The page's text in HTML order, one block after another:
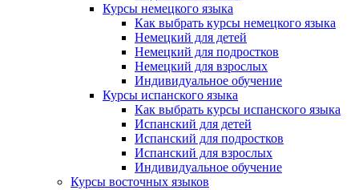
Курсы немецкого языка
Как выбрать курсы немецкого языка
Немецкий для детей
Немецкий для подростков
Немецкий для взрослых
Индивидуальное обучение
Курсы испанского языка
Как выбрать курсы испанского языка
Испанский для детей
Испанский для подростков
Испанский для взрослых
Индивидуальное обучение
Курсы восточных языков